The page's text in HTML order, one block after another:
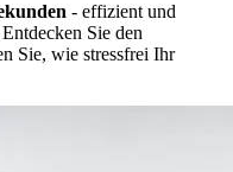
- effizient und
Sie den
Sie, wie stressfrei Ihr